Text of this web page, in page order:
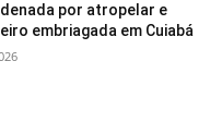
por atropelar e
embriagada em Cuiabá